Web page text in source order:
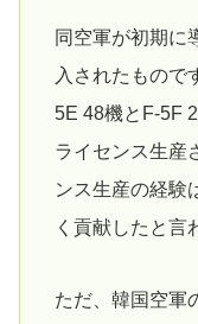
同空軍が初期に
入されたもので
5E 48機とF-5F
ライセンス生産
ンス生産の経験
く貢献したと言
ただ、韓国空軍